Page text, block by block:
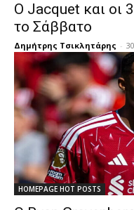
Ο Jacquet και οι
το Σάββατο
Δημήτρης Τσικλητάρης -
HOMEPAGE HOT POSTS